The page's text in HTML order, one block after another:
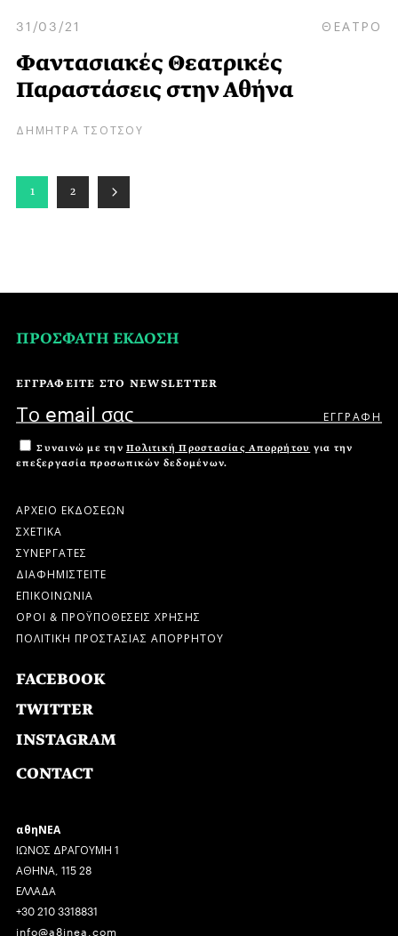
31/03/21 ΘΕΑΤΡΟ
Φαντασιακές Θεατρικές
Παραστάσεις στην Αθήνα
ΔΗΜΗΤΡΑ ΤΣΟΤΣΟΥ
1 2
ΠΡΟΣΦΑΤΗ ΕΚΔΟΣΗ
ΕΓΓΡΑΦΕΙΤΕ ΣΤΟ NEWSLETTER
Συναινώ με την Πολιτική Προστασίας Απορρήτου για την
επεξεργασία προσωπικών δεδομένων.
ΑΡΧΕΙΟ ΕΚΔΟΣΕΩΝ
ΣΧΕΤΙΚΑ
ΣΥΝΕΡΓΑΤΕΣ
ΔΙΑΦΗΜΙΣΤΕΙΤΕ
ΕΠΙΚΟΙΝΩΝΙΑ
ΟΡΟΙ & ΠΡΟΫΠΟΘΕΣΕΙΣ ΧΡΗΣΗΣ
ΠΟΛΙΤΙΚΗ ΠΡΟΣΤΑΣΙΑΣ ΑΠΟΡΡΗΤΟΥ
FACEBOOK
TWITTER
INSTAGRAM
CONTACT
αθηΝΕΑ
ΙΩΝΟΣ ΔΡΑΓΟΥΜΗ 1
ΑΘΗΝΑ, 115 28
ΕΛΛΑΔΑ
+30 210 3318831
info@a8inea.com